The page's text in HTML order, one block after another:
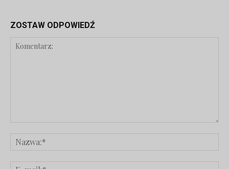
ZOSTAW ODPOWIEDŹ